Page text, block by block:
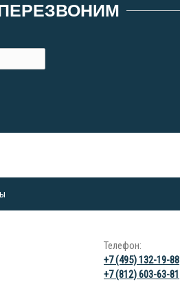
Телефон:
+7 (495) 132-19-88
+7 (812) 603-63-81